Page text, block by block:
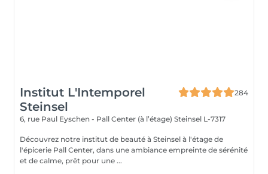
Institut L'Intemporel
Steinsel
284
6, rue Paul Eyschen - Pall Center (à l’étage) Steinsel L-7317
Découvrez notre institut de beauté à Steinsel à l'étage de
l'épicerie Pall Center, dans une ambiance empreinte de sérénité
et de calme, prêt pour une ...